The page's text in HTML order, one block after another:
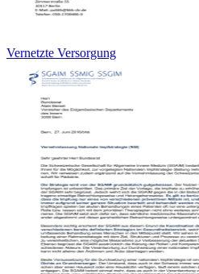
Vernetzte Versorgung